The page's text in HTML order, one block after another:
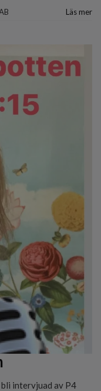
Läs mer
intervjuad av P4